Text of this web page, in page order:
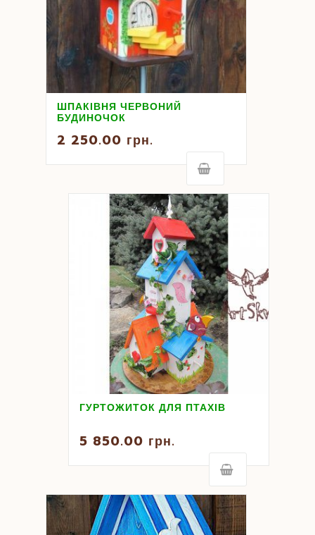
ШПАКІВНЯ ЧЕРВОНИЙ
БУДИНОЧОК
2 250.00 грн.
ГУРТОЖИТОК ДЛЯ ПТАХІВ
5 850.00 грн.